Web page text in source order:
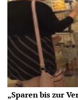
„Sparen bis zur